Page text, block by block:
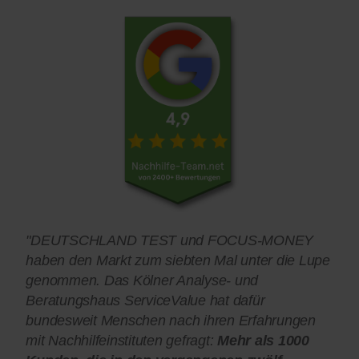
"DEUTSCHLAND TEST und FOCUS-MONEY
haben den Markt zum siebten Mal unter die Lupe
genommen. Das Kölner Analyse- und
Beratungshaus ServiceValue hat dafür
bundesweit Menschen nach ihren Erfahrungen
mit Nachhilfeinstituten gefragt: Mehr als 1000